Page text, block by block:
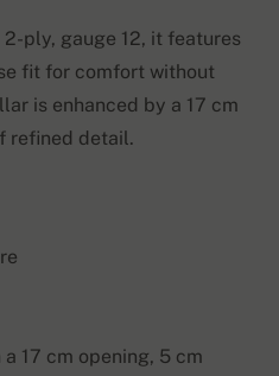
ply, gauge 12, it features
fit for comfort without
is enhanced by a 17 cm
refined detail.
17 cm opening, 5 cm